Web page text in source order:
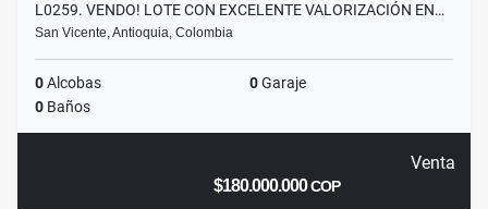
L0259. VENDO! LOTE CON EXCELENTE VALORIZACIÓN EN…
San Vicente, Antioquia, Colombia
0Alcobas 0Garaje
0 Baños
Venta
$180.000.000COP